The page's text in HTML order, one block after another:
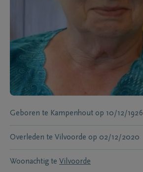
Geboren te Kampenhout op 10/12/1926
Overleden te Vilvoorde op 02/12/2020
Woonachtig te Vilvoorde